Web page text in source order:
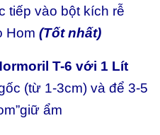
tiếp vào bột kích rễ
Hom (Tốt nhất)
T-6 với 1 Lít
(từ 1-3cm) và để 3-5
ẩm